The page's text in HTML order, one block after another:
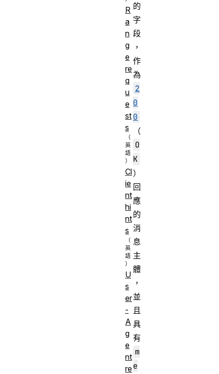
的
字
段
，
作
為
2
0
0
（
O
K
）
回
應
的
消
息
主
體
，
並
且
具
有
m
e
R
a
n
g
e
re
q
u
e
st
s
Cl
ie
nt
hi
nt
s
U
s
er
-
A
g
e
nt
re